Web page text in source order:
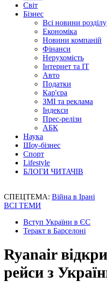
Світ
Бізнес
Всі новини розділу
Економіка
Новини компаній
Фінанси
Нерухомість
Інтернет та IT
Авто
Податки
Кар'єра
ЗМІ та реклама
Індекси
Прес-релізи
АБК
Наука
Шоу-бізнес
Спорт
Lifestyle
БЛОГИ ЧИТАЧІВ
СПЕЦТЕМА: Війна в Ірані
ВСІ ТЕМИ
Вступ України в ЄС
Теракт в Барселоні
Ryanair
рейси з